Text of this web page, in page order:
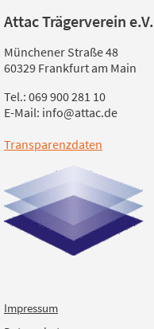
Attac Trägerverein e.V.
Münchener Straße 48
60329 Frankfurt am Main
Tel.: 069 900 281 10
E-Mail: info@attac.de
Transparenzdaten
Impressum